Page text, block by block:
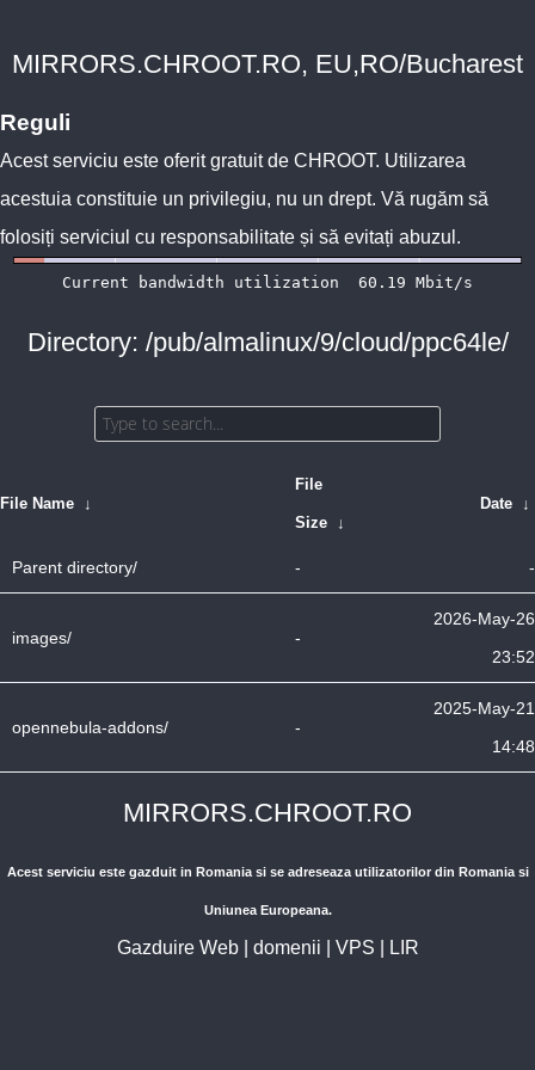
MIRRORS.CHROOT.RO, EU,RO/Bucharest
Reguli
Acest serviciu este oferit gratuit de CHROOT. Utilizarea
acestuia constituie un privilegiu, nu un drept. Vă rugăm să
folosiți serviciul cu responsabilitate și să evitați abuzul.
Directory: /pub/almalinux/9/cloud/ppc64le/
File Name ↓
File
Size ↓
Date ↓
Parent directory/ - -
images/ -
2026-May-26
23:52
opennebula-addons/ -
2025-May-21
14:48
MIRRORS.CHROOT.RO
Acest serviciu este gazduit in Romania si se adreseaza utilizatorilor din Romania si
Uniunea Europeana.
Gazduire Web| domenii VPS LIR